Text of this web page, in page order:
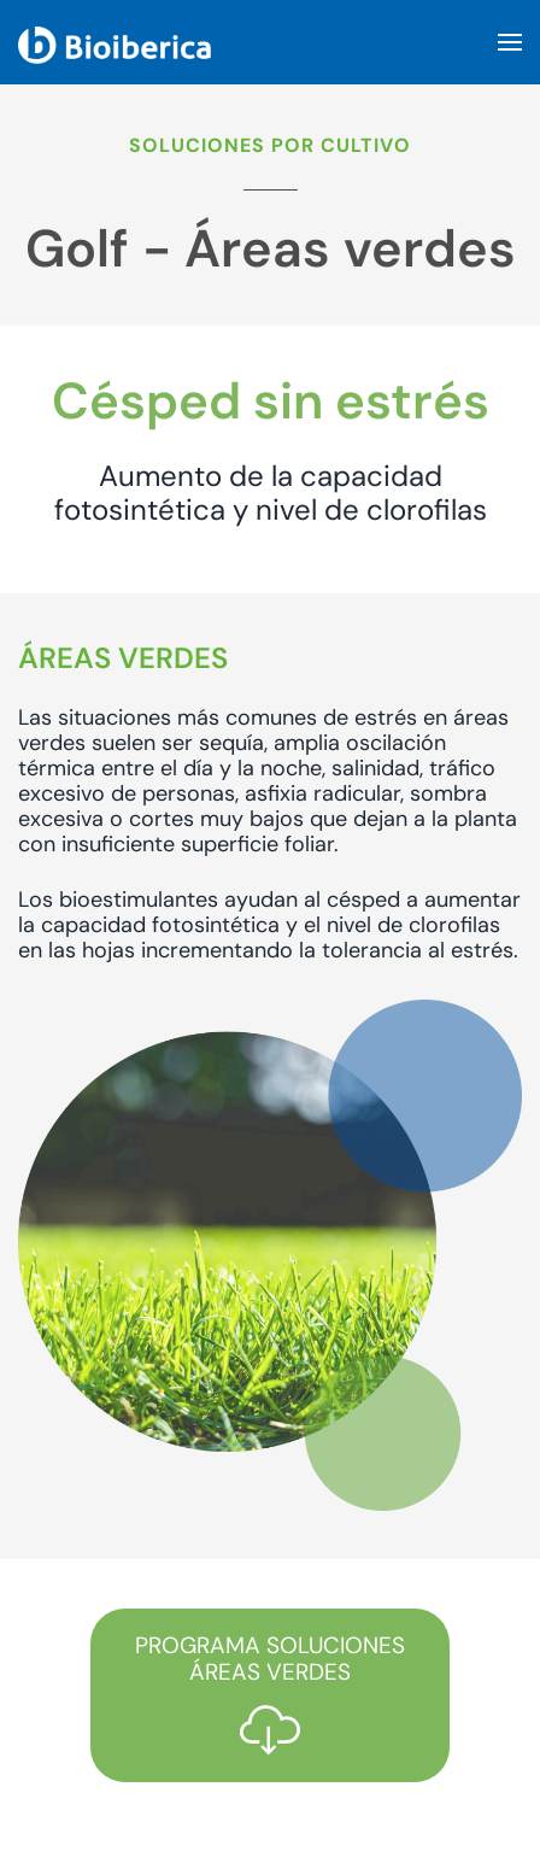
SOLUCIONES POR CULTIVO
Golf - Áreas verdes
Césped sin estrés
Aumento de la capacidad
fotosintética y nivel de clorofilas
ÁREAS VERDES
Las situaciones más comunes de estrés en áreas
verdes suelen ser sequía, amplia oscilación
térmica entre el día y la noche, salinidad, tráfico
excesivo de personas, asfixia radicular, sombra
excesiva o cortes muy bajos que dejan a la planta
con insuficiente superficie foliar.
Los bioestimulantes ayudan al césped a aumentar
la capacidad fotosintética y el nivel de clorofilas
en las hojas incrementando la tolerancia al estrés.
PROGRAMA SOLUCIONES
ÁREAS VERDES